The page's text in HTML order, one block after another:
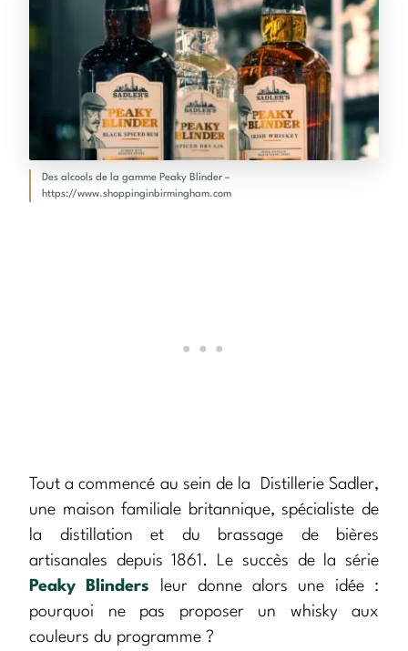
Des alcools de la gamme Peaky Blinder –
https://www.shoppinginbirmingham.com
Tout a commencé au sein de la Distillerie Sadler,
une maison familiale britannique, spécialiste de
la distillation et du brassage de bières
artisanales depuis 1861. Le succès de la série
Peaky Blinders leur donne alors une idée :
pourquoi ne pas proposer un whisky aux
couleurs du programme ?